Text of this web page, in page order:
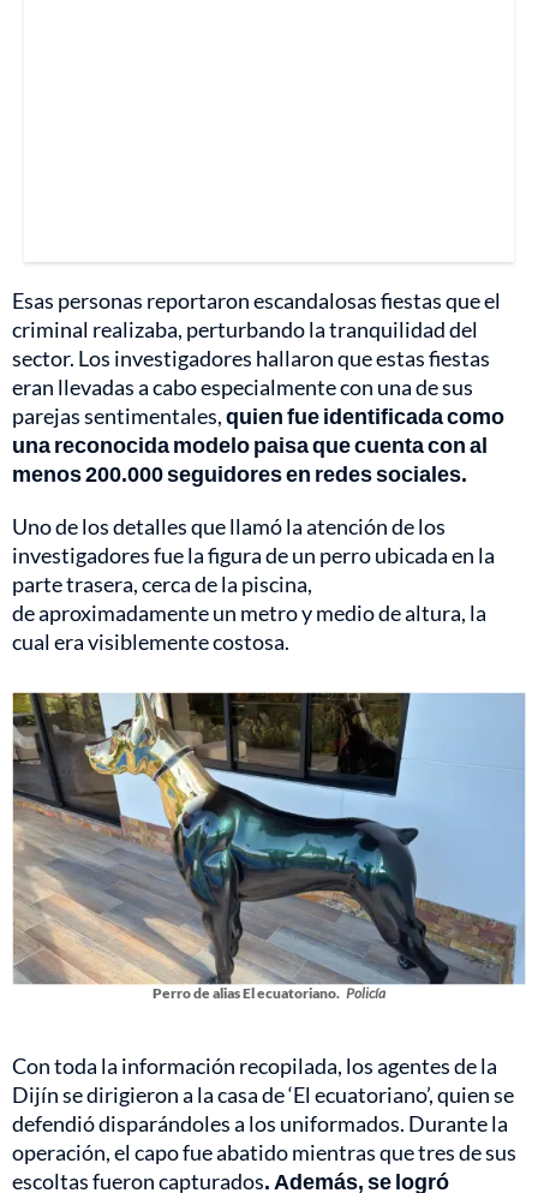
Esas personas reportaron escandalosas fiestas que el
criminal realizaba, perturbando la tranquilidad del
sector. Los investigadores hallaron que estas fiestas
eran llevadas a cabo especialmente con una de sus
parejas sentimentales,quien fue identificada como
una reconocida modelo paisa que cuenta con al
menos 200.000 seguidores en redes sociales.
Uno de los detalles que llamó la atención de los
investigadores fue la figura de un perro ubicada en la
parte trasera, cerca de la piscina,
de aproximadamente un metro y medio de altura, la
cual era visiblemente costosa.
Perro de alias El ecuatoriano. Policía
Con toda la información recopilada, los agentes de la
Dijín se dirigieron a la casa de ‘El ecuatoriano’, quien se
defendió disparándoles a los uniformados. Durante la
operación, el capo fue abatido mientras que tres de sus
escoltas fueron capturados. Además, se logró